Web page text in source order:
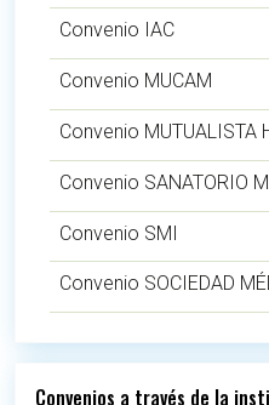
Convenio IAC
Convenio MUCAM
Convenio MUTUALISTA
Convenio SANATORIO
Convenio SMI
Convenio SOCIEDAD
Convenios a través de la